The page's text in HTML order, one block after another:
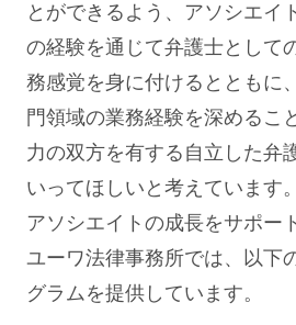
とができるよう、アソシエイ
の経験を通じて弁護士として
務感覚を身に付けるとともに
門領域の業務経験を深めるこ
力の双方を有する自立した弁
いってほしいと考えています。
アソシエイトの成長をサポー
ユーワ法律事務所では、以下
グラムを提供しています。